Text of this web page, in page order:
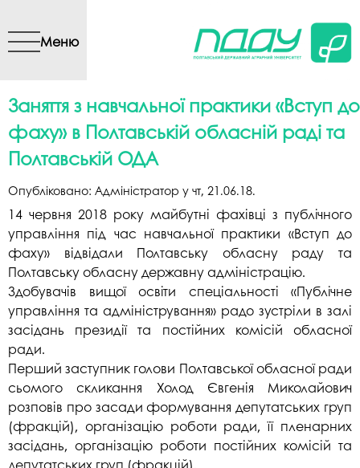
вмісту
Меню
Заняття з навчальної практики «Вступ до
фаху» в Полтавській обласній раді та
Полтавській ОДА
Опубліковано: Адміністратор у чт, 21.06.18.
14 червня 2018 року майбутні фахівці з публічного
управління під час навчальної практики «Вступ до
фаху» відвідали Полтавську обласну раду та
Полтавську обласну державну адміністрацію.
Здобувачів вищої освіти спеціальності «Публічне
управління та адміністрування» радо зустріли в залі
засідань президії та постійних комісій обласної
ради.
Перший заступник голови Полтавської обласної ради
сьомого скликання Холод Євгенія Миколайович
розповів про засади формування депутатських груп
(фракцій), організацію роботи ради, її пленарних
засідань, організацію роботи постійних комісій та
депутатських груп (фракцій).